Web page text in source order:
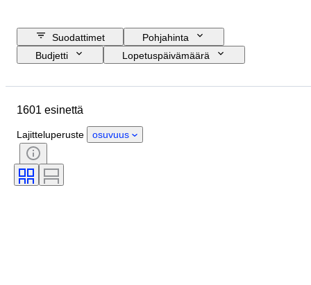
Suodattimet
Pohjahinta
Budjetti
Lopetuspäivämäärä
Materiaali
Sertifiointi
Tyylisuuntaus
Väri
Esineen koko
1601 esinettä
Lajitteluperuste osuvuus